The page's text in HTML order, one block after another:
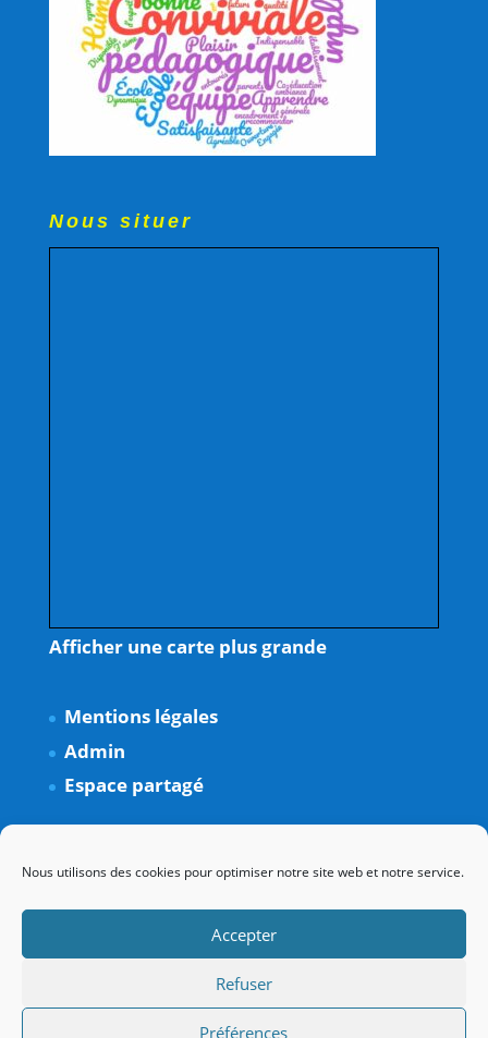
Nous utilisons des cookies pour optimiser notre site web et notre service.
Accepter
Refuser
Préférences
Nous situer
Afficher une carte plus grande
Mentions légales
Admin
Espace partagé